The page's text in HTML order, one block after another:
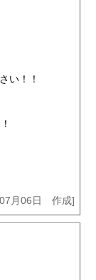
月06日 作成]